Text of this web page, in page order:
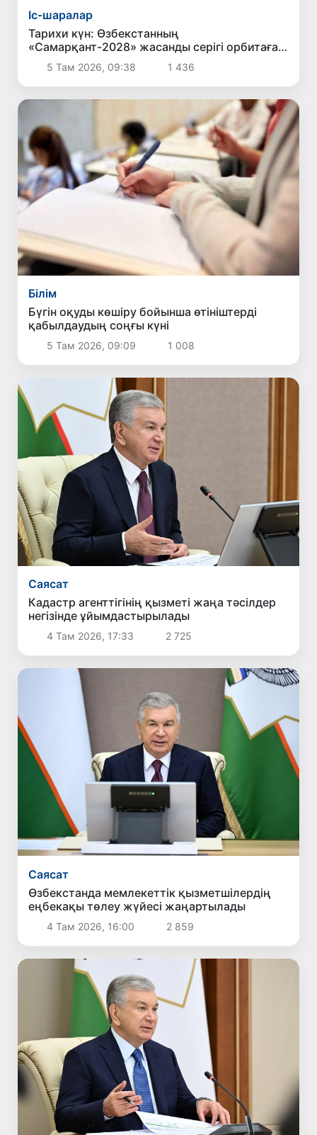
Іс-шаралар
Тарихи күн: Өзбекстанның
«Самарқант-2028» жасанды серігі орбитаға
сәтті шығарылды
5 Там 2026, 09:38 1 436
Білім
Бүгін оқуды көшіру бойынша өтініштерді
қабылдаудың соңғы күні
5 Там 2026, 09:09 1 008
Саясат
Кадастр агенттігінің қызметі жаңа тәсілдер
негізінде ұйымдастырылады
4 Там 2026, 17:33 2 725
Саясат
Өзбекстанда мемлекеттік қызметшілердің
еңбекақы төлеу жүйесі жаңартылады
4 Там 2026, 16:00 2 859